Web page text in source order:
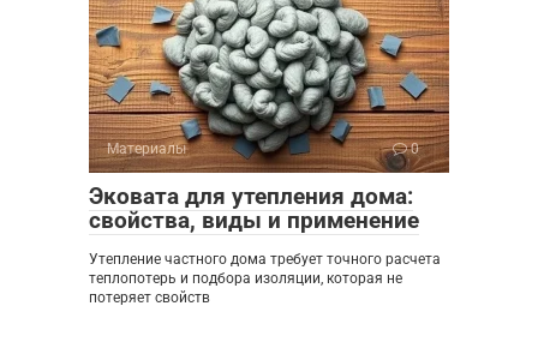
Материалы 0
Эковата для утепления дома:
свойства, виды и применение
Утепление частного дома требует точного расчета
теплопотерь и подбора изоляции, которая не
потеряет свойств